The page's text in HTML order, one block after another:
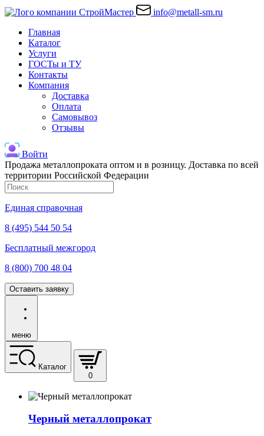
info@metall-sm.ru
Главная
Каталог
Услуги
ГОСТы и ТУ
Контакты
Компания
Доставка
Оплата
Самовывоз
Отзывы
Войти
Продажа металлопроката оптом и в розницу. Доставка по всей
территории Российской Федерации
Единая справочная
8 (495) 544 50 54
Бесплатный межгород
8 (800) 700 48 04
Оставить заявку
меню
Каталог
0
Черный металлопрокат